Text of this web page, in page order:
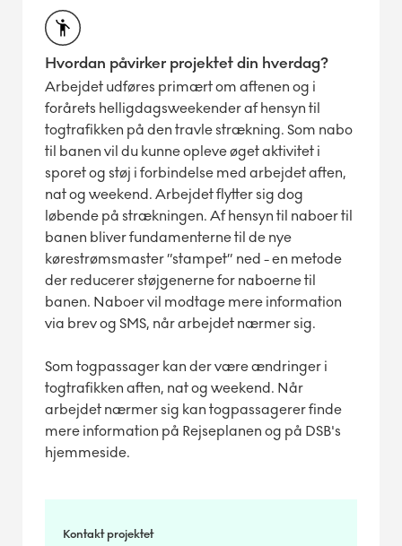
Hvordan påvirker projektet din hverdag?
Arbejdet udføres primært om aftenen og i
forårets helligdagsweekender af hensyn til
togtrafikken på den travle strækning. Som nabo
til banen vil du kunne opleve øget aktivitet i
sporet og støj i forbindelse med arbejdet aften,
nat og weekend. Arbejdet flytter sig dog
løbende på strækningen. Af hensyn til naboer til
banen bliver fundamenterne til de nye
kørestrømsmaster ”stampet” ned - en metode
der reducerer støjgenerne for naboerne til
banen. Naboer vil modtage mere information
via brev og SMS, når arbejdet nærmer sig.
Som togpassager kan der være ændringer i
togtrafikken aften, nat og weekend. Når
arbejdet nærmer sig kan togpassagerer finde
mere information på Rejseplanen og på DSB's
hjemmeside.
Kontakt projektet